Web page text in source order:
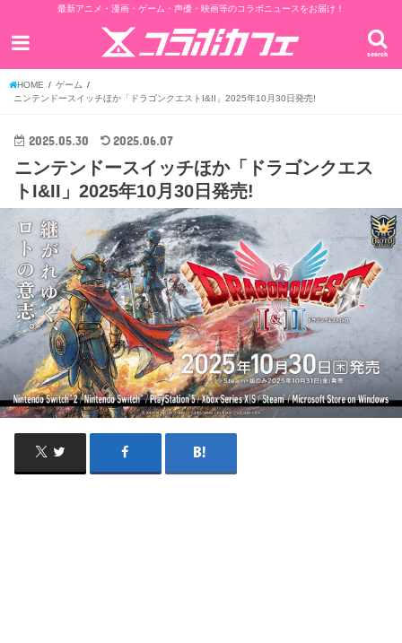
最新アニメ・漫画・ゲーム・声優・映画等のコラボニュースをお届け！
search
HOME
ゲーム
ニンテンドースイッチほか「ドラゴンクエストI&II」2025年10月30日発売!
2025.05.30 2025.06.07
ニンテンドースイッチほか「ドラゴンクエス
トI&II」2025年10月30日発売!